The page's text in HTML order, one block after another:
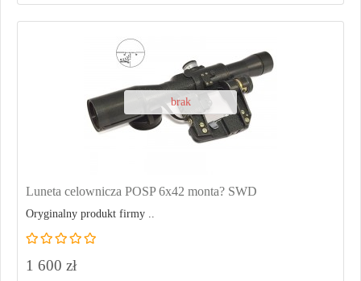
brak
Luneta celownicza POSP 6x42 monta? SWD
Oryginalny produkt firmy ..
1 600 zł